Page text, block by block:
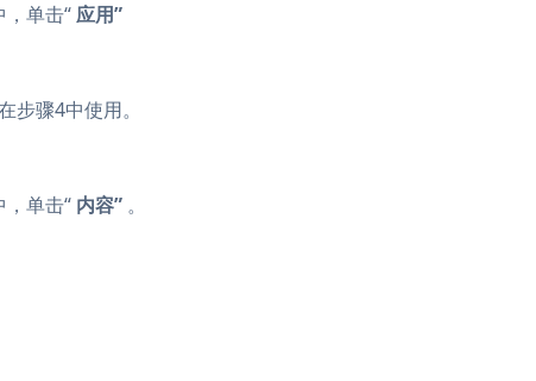
单击“应用”
步骤4中使用。
单击“ 内容” 。